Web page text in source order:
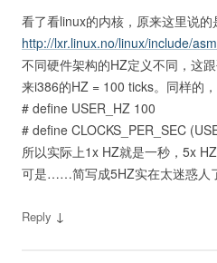
看了看linux的内核，原来这里说的
http://lxr.linux.no/linux/include/
不同硬件架构的HZ定义不同，这
来i386的HZ = 100 ticks。同样的
# define USER_HZ 100
# define CLOCKS_PER_SEC
所以实际上1x HZ就是一秒，5x HZ
可是……简写成5HZ实在太迷惑人
Reply ↓